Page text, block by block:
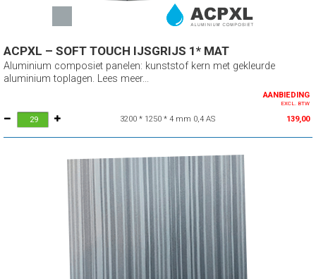
ACPXL – SOFT TOUCH IJSGRIJS 1* MAT
Aluminium composiet panelen: kunststof kern met gekleurde
aluminium toplagen. Lees meer...
AANBIEDING
EXCL. BTW
3200 * 1250 * 4 mm 0,4 AS 139,00